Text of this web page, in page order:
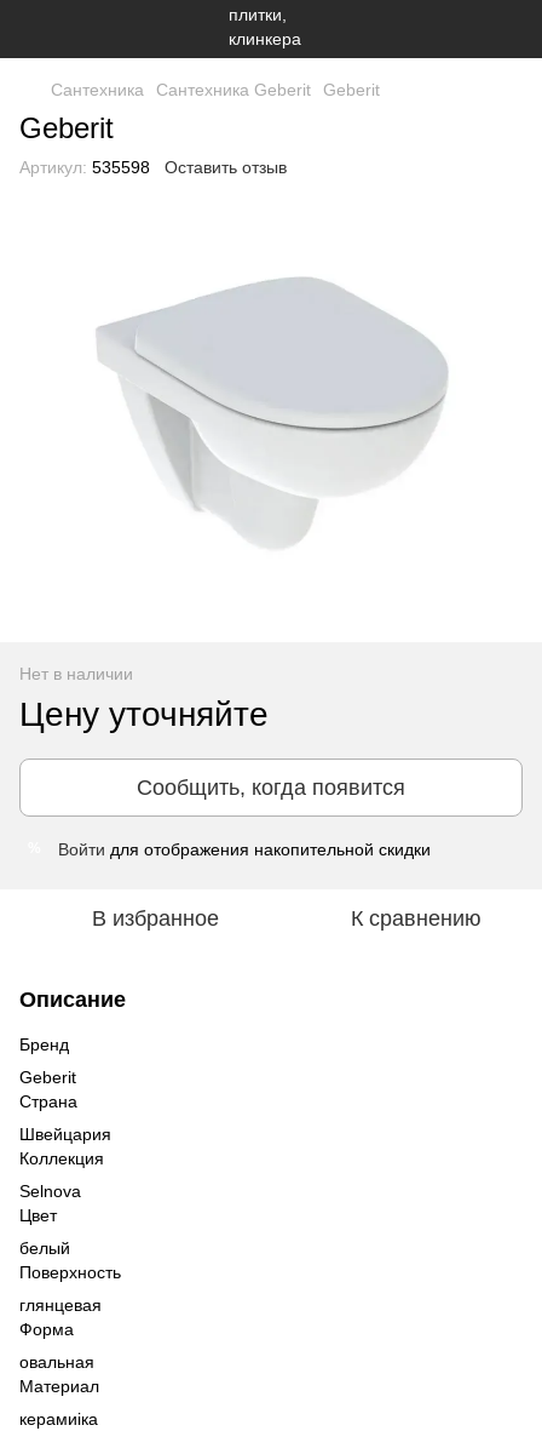
Сантехника Сантехника Geberit Geberit
Geberit
Артикул: 535598 Оставить отзыв
Нет в наличии
Цену уточняйте
Сообщить, когда появится
Войти для отображения накопительной скидки
В избранное К сравнению
Описание
Бренд
Geberit
Страна
Швейцария
Коллекция
Selnova
Цвет
белый
Поверхность
глянцевая
Форма
овальная
Материал
керамиіка